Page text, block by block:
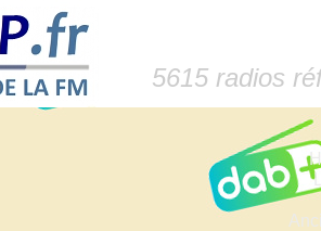
5615 radios